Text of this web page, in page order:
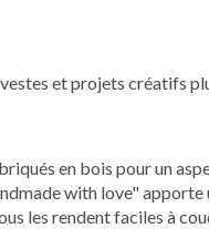
et projets créatifs
en bois pour un
with love" apporte
les rendent faciles à